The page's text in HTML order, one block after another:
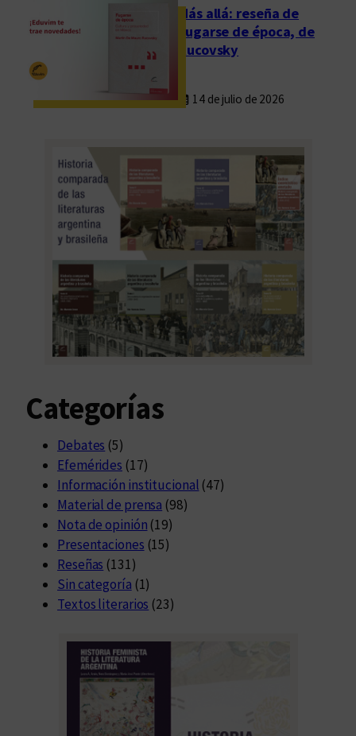
Más allá: reseña de
Fugarse de época, de
Rucovsky
14 de julio de 2026
Categorías
Debates (5)
Efemérides (17)
Información institucional (47)
Material de prensa (98)
Nota de opinión (19)
Presentaciones (15)
Reseñas (131)
Sin categoría (1)
Textos literarios (23)